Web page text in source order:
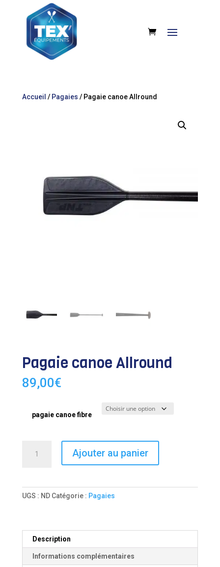
Accueil / Pagaies / Pagaie canoe Allround
Pagaie canoe Allround
89,00€
pagaie canoe fibre
Ajouter au panier
UGS : ND Catégorie : Pagaies
Description
Informations complémentaires